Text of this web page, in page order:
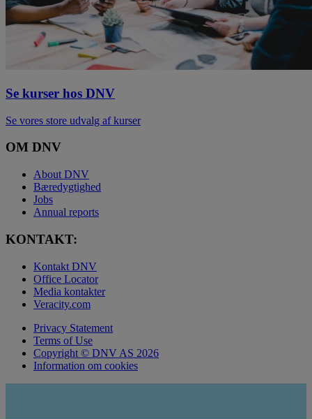
Se kurser hos DNV
Se vores store udvalg af kurser
OM DNV
About DNV
Bæredygtighed
Jobs
Annual reports
KONTAKT:
Kontakt DNV
Office Locator
Media kontakter
Veracity.com
Privacy Statement
Terms of Use
Copyright © DNV AS 2026
Information om cookies